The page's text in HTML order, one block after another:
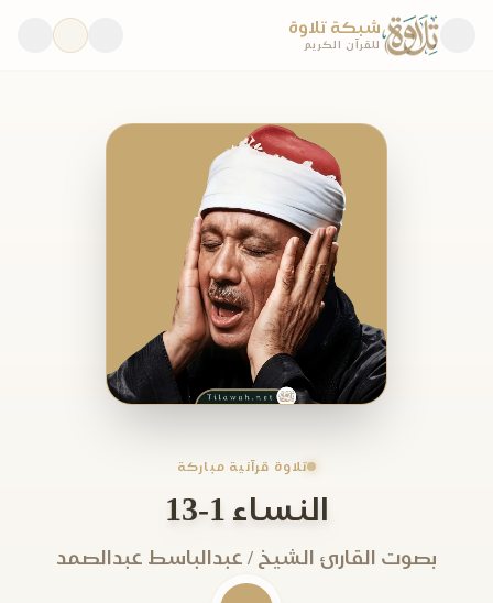
شبكة تلاوة
للقرآن الكريم
تلاوة قرآنية مباركة
النساء 1-13
بصوت القارئ الشيخ / عبدالباسط عبدالصمد